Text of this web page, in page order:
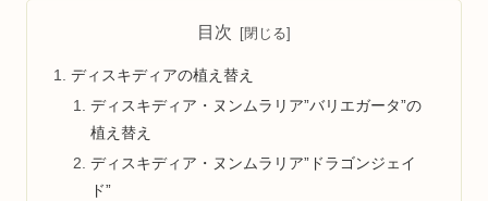
目次
ディスキディアの植え替え
ディスキディア・ヌンムラリア”バリエガータ”の
植え替え
ディスキディア・ヌンムラリア”ドラゴンジェイ
ド”